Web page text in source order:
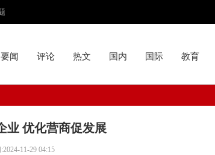
要闻 评论 热文 国内 国际 教育
业 优化营商促发展
11-29 04:15